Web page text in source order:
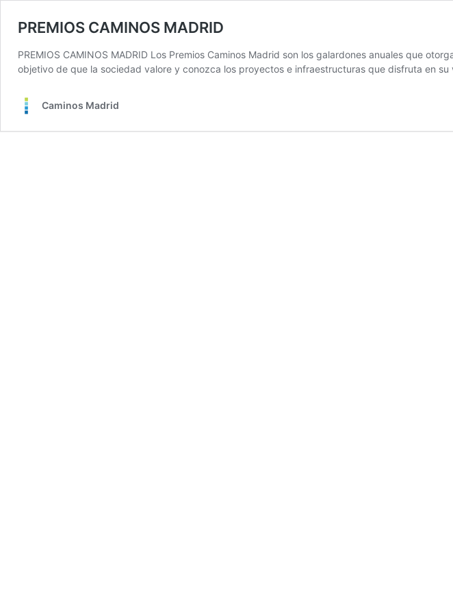
PREMIOS CAMINOS MADRID
PREMIOS CAMINOS MADRID Los Premios Caminos Madrid son los galardones anuales que
objetivo de que la sociedad valore y conozca los proyectos e infraestructuras que disfruta en
Caminos Madrid